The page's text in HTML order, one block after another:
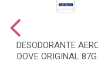
DESODORANTE
DOVE ORIGINAL